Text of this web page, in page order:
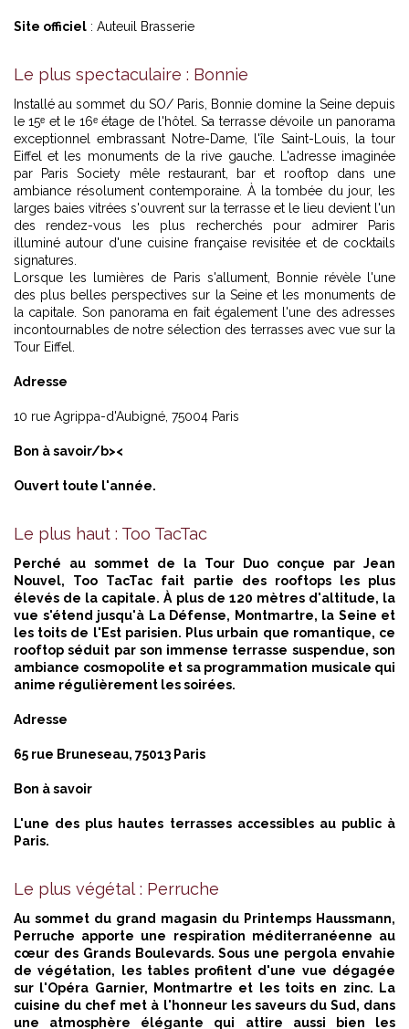
Site officiel : Auteuil Brasserie
Le plus spectaculaire : Bonnie
Installé au sommet du SO/ Paris, Bonnie domine la Seine depuis
le 15ᵉ et le 16ᵉ étage de l'hôtel. Sa terrasse dévoile un panorama
exceptionnel embrassant Notre-Dame, l'île Saint-Louis, la tour
Eiffel et les monuments de la rive gauche. L'adresse imaginée
par Paris Society mêle restaurant, bar et rooftop dans une
ambiance résolument contemporaine. À la tombée du jour, les
larges baies vitrées s'ouvrent sur la terrasse et le lieu devient l'un
des rendez-vous les plus recherchés pour admirer Paris
illuminé autour d'une cuisine française revisitée et de cocktails
signatures.
Lorsque les lumières de Paris s'allument, Bonnie révèle l'une
des plus belles perspectives sur la Seine et les monuments de
la capitale. Son panorama en fait également l'une des adresses
incontournables de notre sélection des terrasses avec vue sur l a
Tour Eiffel.
Adresse
10 rue Agrippa-d'Aubigné, 75004 Paris
Bon à savoir/b><
Ouvert toute l'année.
Le plus haut : Too TacTac
Perché au sommet de la Tour Duo conçue par Jean
Nouvel, Too TacTac fait partie des rooftops les plus
élevés de la capitale. À plus de 120 mètres d'altitude, la
vue s'étend jusqu'à La Défense, Montmartre, la Seine et
les toits de l'Est parisien. Plus urbain que romantique, ce
rooftop séduit par son immense terrasse suspendue, son
ambiance cosmopolite et sa programmation musicale qui
anime régulièrement les soirées.
Adresse
65 rue Bruneseau, 75013 Paris
Bon à savoir
L'une des plus hautes terrasses accessibles au public à
Paris.
Le plus végétal : Perruche
Au sommet du grand magasin du Printemps Haussmann,
Perruche apporte une respiration méditerranéenne au
cœur des Grands Boulevards. Sous une pergola envahie
de végétation, les tables profitent d'une vue dégagée
sur l'Opéra Garnier, Montmartre et les toits en zinc. La
cuisine du chef met à l'honneur les saveurs du Sud, dans
une atmosphère élégante qui attire aussi bien les